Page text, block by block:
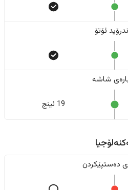
ئۆتۆ
شاشە
19 ئینج
دەستپێکردن